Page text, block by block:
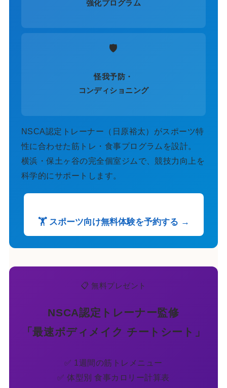
強化プログラム
🛡️
怪我予防・
コンディショニング
NSCA認定トレーナー（日原裕太）がスポーツ特
性に合わせた筋トレ・食事プログラムを設計。
横浜・保土ヶ谷の完全個室ジムで、競技力向上を
科学的にサポートします。
🏋️ スポーツ向け無料体験を予約する →
📋 無料プレゼント
NSCA認定トレーナー監修
「最速ボディメイク チートシート」
✅ 1週間の筋トレメニュー
✅ 体型別 食事カロリー計算表